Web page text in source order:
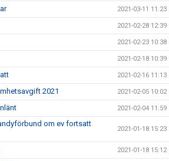
2021-03-11 11:23
2021-02-28 12:39
2021-02-23 10:38
2021-02-18 10:39
2021-02-16 11:13
2021 2021-02-05 10:02
2021-02-04 11:59
om ev fortsatt
2021-01-18 15:23
2021-01-18 15:12